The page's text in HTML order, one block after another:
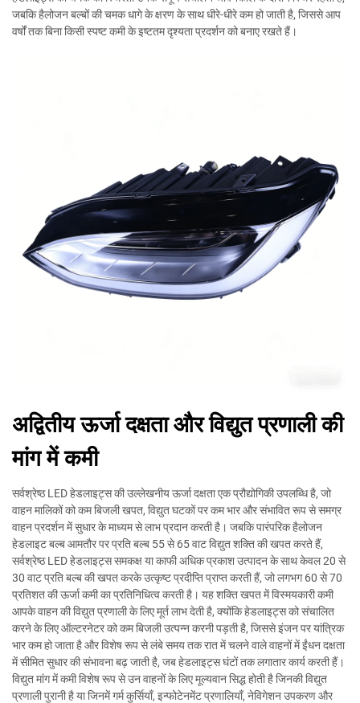
जबकि हैलोजन बल्बों की चमक धागे के क्षरण के साथ धीरे-धीरे कम हो जाती है, जिससे आप
वर्षों तक बिना किसी स्पष्ट कमी के इष्टतम दृश्यता प्रदर्शन को बनाए रखते हैं।
अद्वितीय ऊर्जा दक्षता और विद्युत प्रणाली की
मांग में कमी
सर्वश्रेष्ठ LED हेडलाइट्स की उल्लेखनीय ऊर्जा दक्षता एक प्रौद्योगिकी उपलब्धि है, जो
वाहन मालिकों को कम बिजली खपत, विद्युत घटकों पर कम भार और संभावित रूप से समग्र
वाहन प्रदर्शन में सुधार के माध्यम से लाभ प्रदान करती है। जबकि पारंपरिक हैलोजन
हेडलाइट बल्ब आमतौर पर प्रति बल्ब 55 से 65 वाट विद्युत शक्ति की खपत करते हैं,
सर्वश्रेष्ठ LED हेडलाइट्स समकक्ष या काफी अधिक प्रकाश उत्पादन के साथ केवल 20 से
30 वाट प्रति बल्ब की खपत करके उत्कृष्ट प्रदीप्ति प्राप्त करती हैं, जो लगभग 60 से 70
प्रतिशत की ऊर्जा कमी का प्रतिनिधित्व करती है। यह शक्ति खपत में विस्मयकारी कमी
आपके वाहन की विद्युत प्रणाली के लिए मूर्त लाभ देती है, क्योंकि हेडलाइट्स को संचालित
करने के लिए ऑल्टरनेटर को कम बिजली उत्पन्न करनी पड़ती है, जिससे इंजन पर यांत्रिक
भार कम हो जाता है और विशेष रूप से लंबे समय तक रात में चलने वाले वाहनों में ईंधन दक्षता
में सीमित सुधार की संभावना बढ़ जाती है, जब हेडलाइट्स घंटों तक लगातार कार्य करती हैं।
विद्युत मांग में कमी विशेष रूप से उन वाहनों के लिए मूल्यवान सिद्ध होती है जिनकी विद्युत
प्रणाली पुरानी है या जिनमें गर्म कुर्सियाँ, इन्फोटेनमेंट प्रणालियाँ, नेविगेशन उपकरण और